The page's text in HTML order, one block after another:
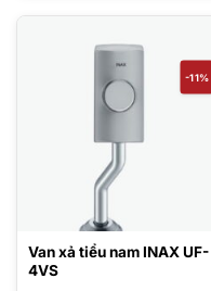
là:
6.440.000 ₫.
-11%
Van xả tiểu nam INAX UF-
4VS